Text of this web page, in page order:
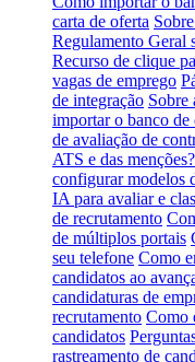
carta de oferta
Regulamento Geral
Recurso de clique
vagas de emprego
de integração Sobre
importar o banco de
de avaliação de
ATS e das menções?
configurar modelos
IA para avaliar e
de recrutamento
de múltiplos portais
seu telefone Como
candidatos ao
candidaturas de
recrutamento Como
candidatos
rastreamento de